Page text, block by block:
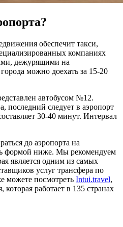
обеспечит такси,
компаниях
дежурящими на
можно доехать за 15-20
автобусом №12.
последний следует в аэропорт
30-40 минут. Интервал
до аэропорта на
формой ниже. Мы рекомендуем
является одним из самых
услуг трансфера по
можете посмотреть Intui.travel,
работает в 135 странах